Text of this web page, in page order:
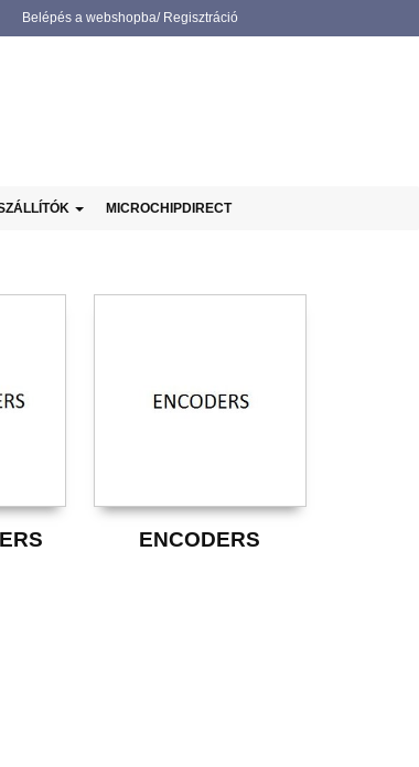
Belépés a webshopba/ Regisztráció
MICROCHIPDIRECT
ENCODERS